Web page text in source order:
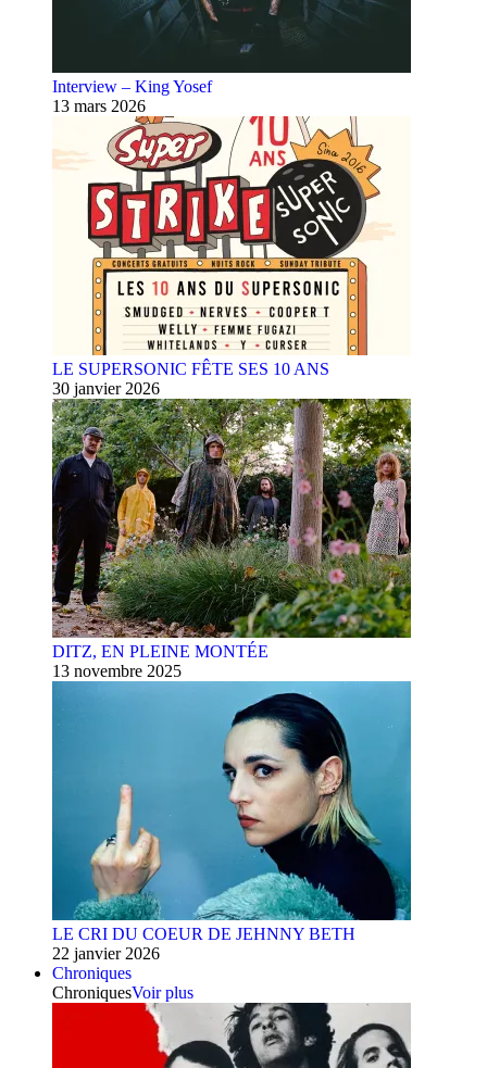
Interview – King Yosef
13 mars 2026
LE SUPERSONIC FÊTE SES 10 ANS
30 janvier 2026
DITZ, EN PLEINE MONTÉE
13 novembre 2025
LE CRI DU COEUR DE JEHNNY BETH
22 janvier 2026
Chroniques
ChroniquesVoir plus